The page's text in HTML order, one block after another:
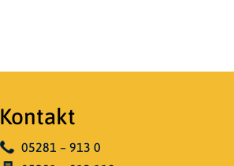
Kontakt
05281 – 913 0